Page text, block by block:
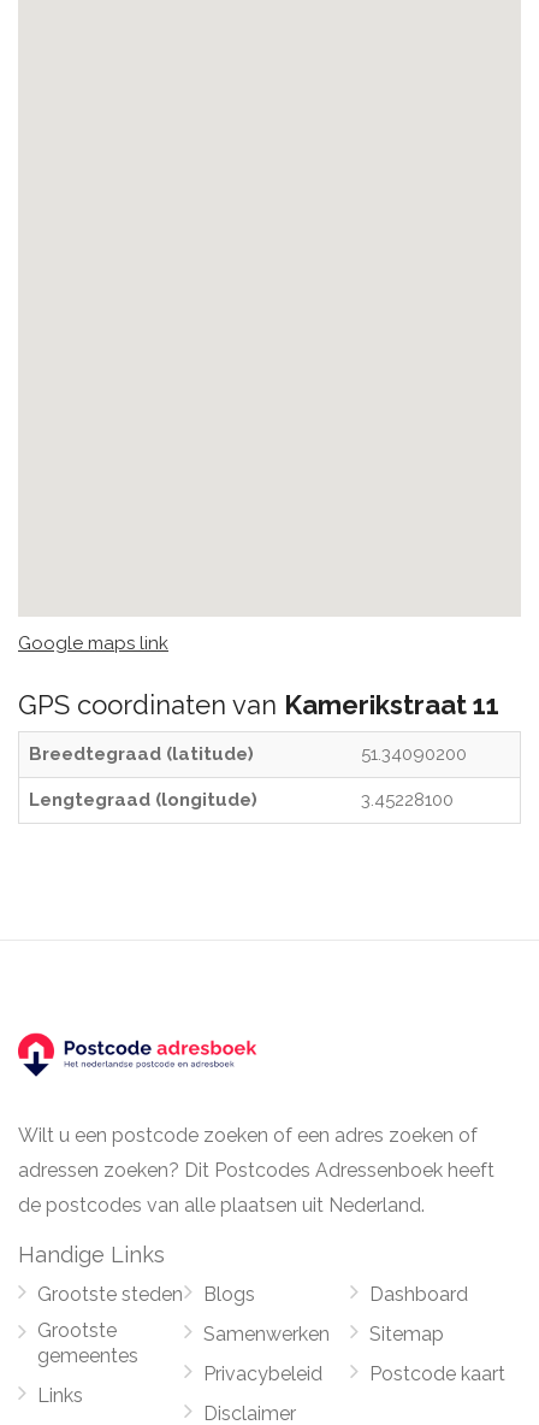
Google maps link
GPS coordinaten van Kamerikstraat 11
Breedtegraad (latitude) 51.34090200
Lengtegraad (longitude) 3.45228100
Wilt u een postcode zoeken of een adres zoeken of
adressen zoeken? Dit Postcodes Adressenboek heeft
de postcodes van alle plaatsen uit Nederland.
Handige Links
Grootste steden
Grootste
gemeentes
Links
Blogs
Samenwerken
Privacybeleid
Disclaimer
Dashboard
Sitemap
Postcode kaart